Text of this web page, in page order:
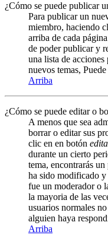
¿Cómo se puede publicar
Para publicar un
miembro, haciendo
arriba de cada
de poder publicar y
una lista de
nuevos temas,
Arriba
¿Cómo se puede editar o
A menos que sea
borrar o editar sus
clic en en botón
durante un cierto
tema, encontrarás
ha sido modificado y
fue un moderador o
la mayoria de las
usuarios normales
alguien haya
Arriba